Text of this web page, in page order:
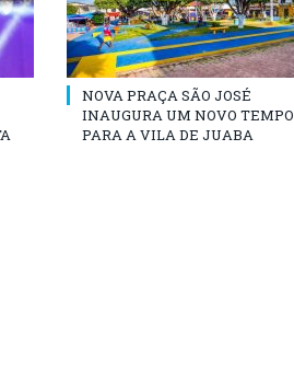
NOVA PRAÇA SÃO JOSÉ
INAUGURA UM NOVO TEMPO
PARA A VILA DE JUABA